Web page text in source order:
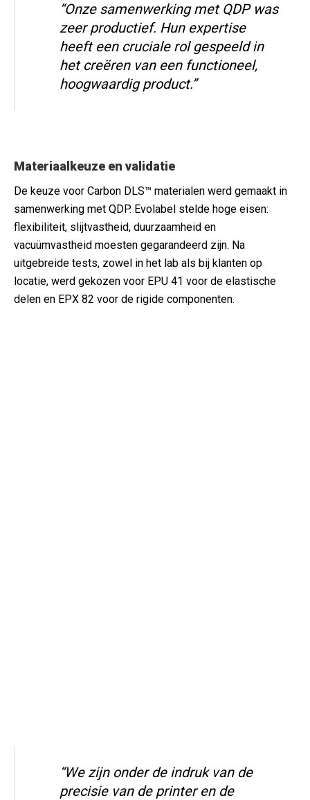
“Onze samenwerking met QDP was
zeer productief. Hun expertise
heeft een cruciale rol gespeeld in
het creëren van een functioneel,
hoogwaardig product.”
Materiaalkeuze en validatie
De keuze voor Carbon DLS™ materialen werd gemaakt in
samenwerking met QDP. Evolabel stelde hoge eisen:
flexibiliteit, slijtvastheid, duurzaamheid en
vacuümvastheid moesten gegarandeerd zijn. Na
uitgebreide tests, zowel in het lab als bij klanten op
locatie, werd gekozen voor EPU 41 voor de elastische
delen en EPX 82 voor de rigide componenten.
“We zijn onder de indruk van de
precisie van de printer en de